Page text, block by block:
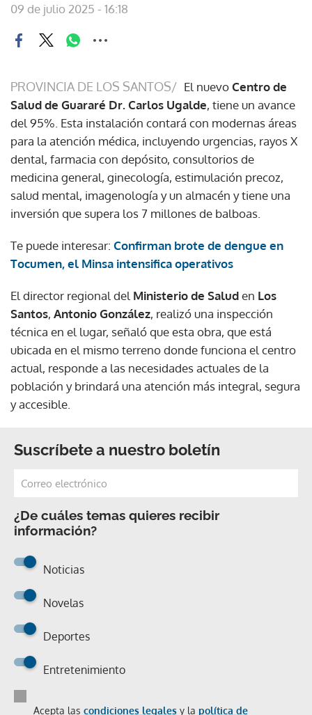
09 de julio 2025 - 16:18
PROVINCIA DE LOS SANTOS/ El nuevoCentro de
Salud de Guararé Dr. Carlos Ugalde, tiene un avance
del 95%. Esta instalación contará con modernas áreas
para la atención médica, incluyendo urgencias, rayos X
dental, farmacia con depósito, consultorios de
medicina general, ginecología, estimulación precoz,
salud mental, imagenología y un almacén y tiene una
inversión que supera los 7 millones de balboas.
Te puede interesar: Confirman brote de dengue en
Tocumen, el Minsa intensifica operativos
El director regional del Ministerio de Saluden Los
Santos, Antonio González, realizó una inspección
técnica en el lugar, señaló que esta obra, que está
ubicada en el mismo terreno donde funciona el centro
actual, responde a las necesidades actuales de la
población y brindará una atención más integral, segura
y accesible.
Suscríbete a nuestro boletín
¿De cuáles temas quieres recibir
información?
Noticias
Novelas
Deportes
Entretenimiento
Acepta las condiciones legales y la política de